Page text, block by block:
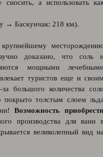
а использовать
→ Баскунчак: 218 км).
доказано, что соль
мощными
туристов еще и
большого количества
покрыто толстым слоем
Возможность
производства для ванн
великолепный вид